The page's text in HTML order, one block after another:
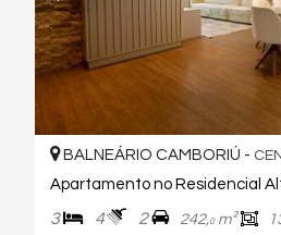
BALNEÁRIO CAMBORIÚ -
Apartamento no Residencial
3 4 2 242,0m²